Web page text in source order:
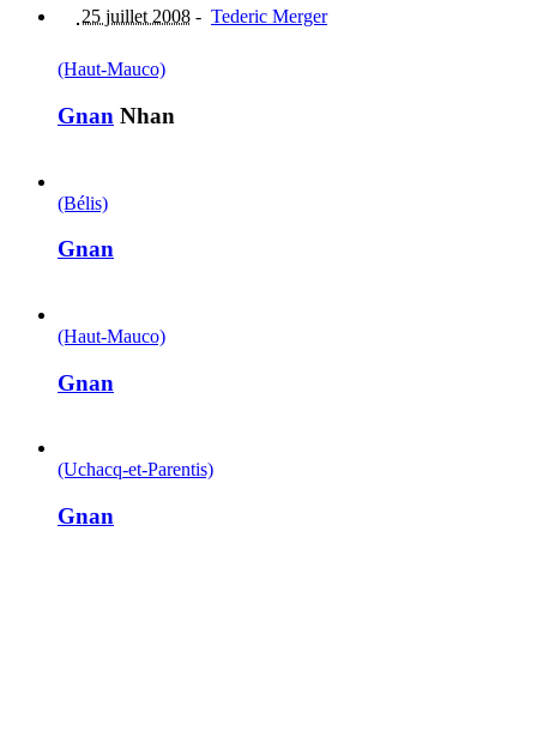
25 juillet 2008 - Tederic Merger
(Haut-Mauco)
Gnan Nhan
(Bélis)
Gnan
(Haut-Mauco)
Gnan
(Uchacq-et-Parentis)
Gnan